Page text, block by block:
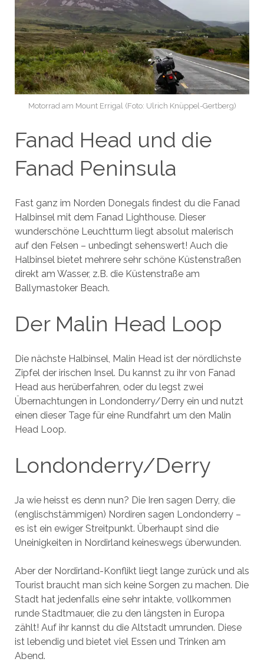
Motorrad am Mount Errigal (Foto: Ulrich Knüppel-Gertberg)
Fanad Head und die
Fanad Peninsula
Fast ganz im Norden Donegals findest du die Fanad
Halbinsel mit dem Fanad Lighthouse. Dieser
wunderschöne Leuchtturm liegt absolut malerisch
auf den Felsen – unbedingt sehenswert! Auch die
Halbinsel bietet mehrere sehr schöne Küstenstraßen
direkt am Wasser, z.B. die Küstenstraße am
Ballymastoker Beach.
Der Malin Head Loop
Die nächste Halbinsel, Malin Head ist der nördlichste
Zipfel der irischen Insel. Du kannst zu ihr von Fanad
Head aus herüberfahren, oder du legst zwei
Übernachtungen in Londonderry/Derry ein und nutzt
einen dieser Tage für eine Rundfahrt um den Malin
Head Loop.
Londonderry/Derry
Ja wie heisst es denn nun? Die Iren sagen Derry, die
(englischstämmigen) Nordiren sagen Londonderry –
es ist ein ewiger Streitpunkt. Überhaupt sind die
Uneinigkeiten in Nordirland keineswegs überwunden.
Aber der Nordirland-Konflikt liegt lange zurück und als
Tourist braucht man sich keine Sorgen zu machen. Die
Stadt hat jedenfalls eine sehr intakte, vollkommen
runde Stadtmauer, die zu den längsten in Europa
zählt! Auf ihr kannst du die Altstadt umrunden. Diese
ist lebendig und bietet viel Essen und Trinken am
Abend.